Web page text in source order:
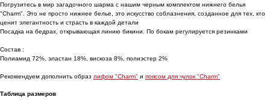
Погрузитесь в мир загадочного шарма с нашим черным комплектом нижнего белья
"Charm". Это не просто нижнее белье, это искусство соблазнения, созданное для тех, кто
ценит элегантность и страсть в каждой детали
Посадка на бедрах, открывающая линию бикини. По бокам регулируется резинками
Состав :
Полиамид 72%, эластан 18%, вискоза 8%, полиэстер 2%
Рекомендуем дополнить образ лифом "Charm" и поясом для чулок "Charm"
Таблица размеров